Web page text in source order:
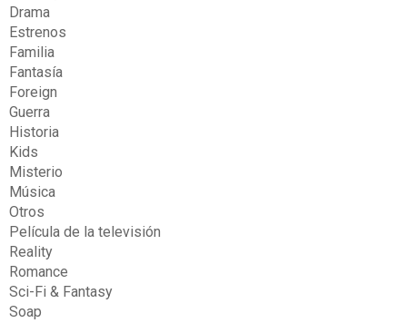
Drama
Estrenos
Familia
Fantasía
Foreign
Guerra
Historia
Kids
Misterio
Música
Otros
Película de la televisión
Reality
Romance
Sci-Fi & Fantasy
Soap